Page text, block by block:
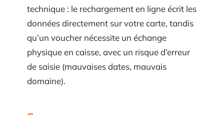
technique : le rechargement en ligne écrit les
données directement sur votre carte, tandis
qu’un voucher nécessite un échange
physique en caisse, avec un risque d’erreur
de saisie (mauvaises dates, mauvais
domaine).